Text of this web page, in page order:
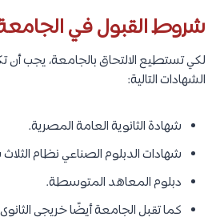
شروط القبول في
لكي تستطيع الالتحاق بالجامعة، يجب
الشهادات التالية:
شهادة الثانوية العامة المصرية.
شهادات الدبلوم الصناعي نظام
دبلوم المعاهد المتوسطة.
كما تقبل الجامعة أيضًا خريجي الثانوي